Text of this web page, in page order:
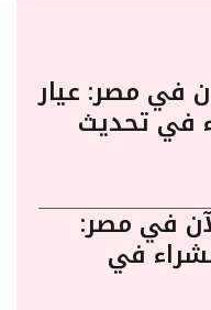
في مصر: عيار
للشراء في تحديث
في مصر:
يسجل 6745 للشراء في